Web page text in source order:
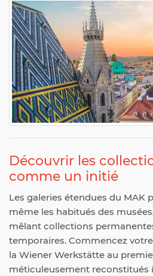
Découvrir les
comme un initié
Les galeries étendues du MAK
même les habitués des
mêlant collections
temporaires. Commencez
la Wiener Werkstätte au
méticuleusement reconstitués